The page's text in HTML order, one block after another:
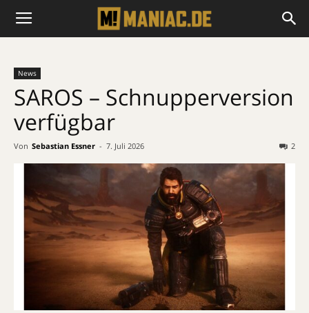
News
SAROS – Schnupperversion
verfügbar
Von Sebastian Essner - 7. Juli 2026 2